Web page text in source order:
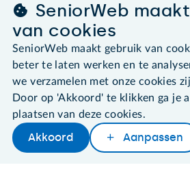
Later lezen Delen
Algemene voorwaarden
Cookies en cookie-instellingen
Disclaimer
Privacybeleid
About SeniorWeb
SeniorWeb
van cookies
SeniorWeb maakt gebruik van
beter te laten werken en te
we verzamelen met onze cookies
Door op 'Akkoord' te klikken ga je
plaatsen van deze cookies.
Akkoord Aanpassen